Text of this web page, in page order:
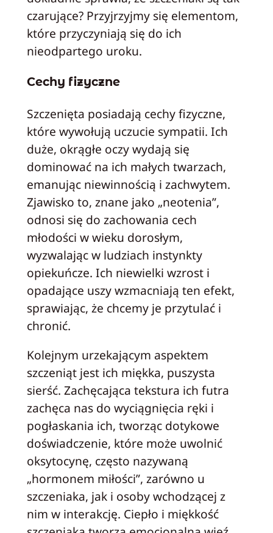
czarujące? Przyjrzyjmy się elementom,
które przyczyniają się do ich
nieodpartego uroku.
Cechy fizyczne
Szczenięta posiadają cechy fizyczne,
które wywołują uczucie sympatii. Ich
duże, okrągłe oczy wydają się
dominować na ich małych twarzach,
emanując niewinnością i zachwytem.
Zjawisko to, znane jako „neotenia”,
odnosi się do zachowania cech
młodości w wieku dorosłym,
wyzwalając w ludziach instynkty
opiekuńcze. Ich niewielki wzrost i
opadające uszy wzmacniają ten efekt,
sprawiając, że chcemy je przytulać i
chronić.
Kolejnym urzekającym aspektem
szczeniąt jest ich miękka, puszysta
sierść. Zachęcająca tekstura ich futra
zachęca nas do wyciągnięcia ręki i
pogłaskania ich, tworząc dotykowe
doświadczenie, które może uwolnić
oksytocynę, często nazywaną
„hormonem miłości”, zarówno u
szczeniaka, jak i osoby wchodzącej z
nim w interakcję. Ciepło i miękkość